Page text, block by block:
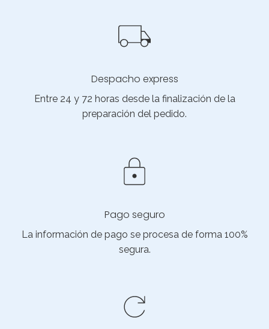
Despacho express
Entre 24 y 72 horas desde la finalización de la
preparación del pedido.
Pago seguro
La información de pago se procesa de forma 100%
segura.